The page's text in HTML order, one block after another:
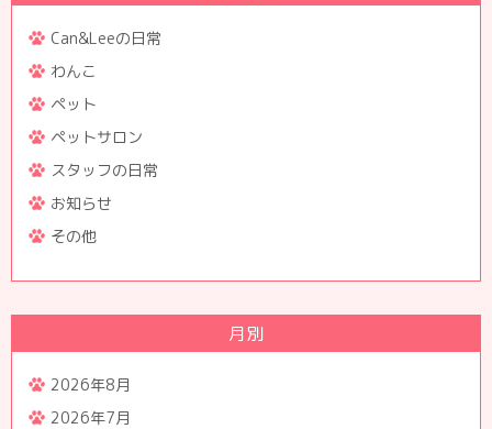
Can&Leeの日常
わんこ
ペット
ペットサロン
スタッフの日常
お知らせ
その他
月別
2026年8月
2026年7月